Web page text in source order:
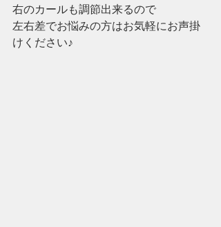
右のカールも調節出来るので
左右差でお悩みの方はお気軽にお声掛
けください♪